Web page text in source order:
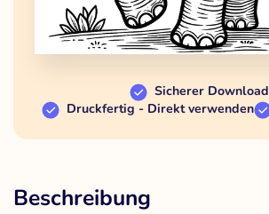
Sicherer Download
Druckfertig - Direkt verwenden
Beschreibung